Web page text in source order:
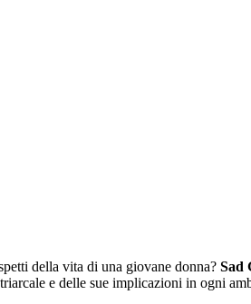
della vita di una giovane donna? Sad
e delle sue implicazioni in ogni